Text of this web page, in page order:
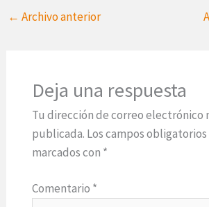
← Archivo anterior
Deja una respuesta
Tu dirección de correo electrónico
publicada. Los campos
marcados con *
Comentario *